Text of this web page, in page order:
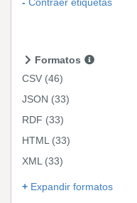
Formatos
CSV (46)
JSON (33)
RDF (33)
HTML (33)
XML (33)
Expandir formatos